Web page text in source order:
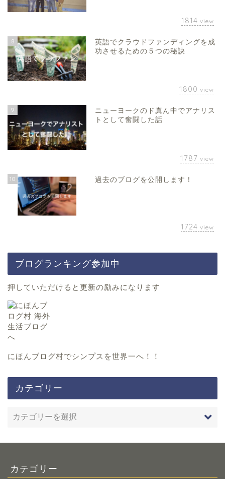
1814 view
8
英語でクラウドファンディングを成
功させるための５つの秘訣
1800 view
9
ニューヨークのド真ん中でアナリス
トとして奮闘した話
1787 view
10 過去のブログを公開します！
1724 view
ブログランキング参加中
押していただけると更新の励みになります
にほんブログ村でシンプスを世界一へ！！
カテゴリー
カテゴリー